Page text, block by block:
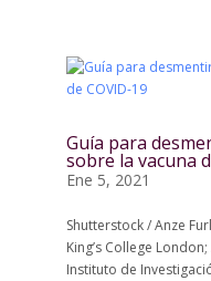
Guía para
sobre la vacuna
Ene 5, 2021
Shutterstock / Anze
King’s College
Instituto de